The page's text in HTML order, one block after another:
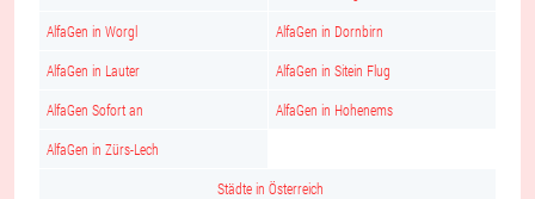
AlfaGen in Worgl AlfaGen in Dornbirn
AlfaGen in Lauter AlfaGen in Sitein Flug
AlfaGen Sofort an AlfaGen in Hohenems
AlfaGen in Zürs-Lech
Städte in Österreich